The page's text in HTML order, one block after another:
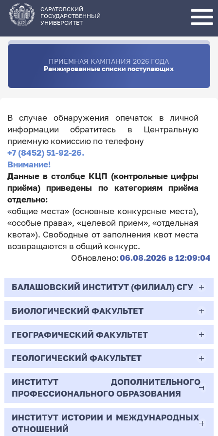
основному
содержанию
САРАТОВСКИЙ
ГОСУДАРСТВЕННЫЙ
УНИВЕРСИТЕТ
ПРИЕМНАЯ КАМПАНИЯ 2026 ГОДА
Ранжированные списки поступающих
В случае обнаружения опечаток в личной
информации обратитесь в Центральную
приемную комиссию по телефону
+7 (8452) 51-92-26.
Внимание!
Данные в столбце КЦП (контрольные цифры
приёма) приведены по категориям приёма
отдельно:
«общие места» (основные конкурсные места),
«особые права», «целевой прием», «отдельная
квота»). Свободные от заполнения квот места
возвращаются в общий конкурс.
Обновлено:06.08.2026 в 12:09:04
БАЛАШОВСКИЙ ИНСТИТУТ (ФИЛИАЛ) СГУ
44.03.02
Психолого-педагогическое образование
Очная | Бакалавр
Всего бюджетных мест - 10
Бюджет/
Общие места
Профиль: Практическая
психология образования
БИОЛОГИЧЕСКИЙ ФАКУЛЬТЕТ
06.03.01
Биология
Очная | Бакалавр
Всего бюджетных мест - 50
Бюджет/Общие места
ГЕОГРАФИЧЕСКИЙ ФАКУЛЬТЕТ
05.03.02
География
Очная | Бакалавр
Всего бюджетных мест - 15
ГЕОЛОГИЧЕСКИЙ ФАКУЛЬТЕТ
05.03.01
Геология
Очная | Бакалавр
ИНСТИТУТ ДОПОЛНИТЕЛЬНОГО
ПРОФЕССИОНАЛЬНОГО ОБРАЗОВАНИЯ
38.03.02
ИНСТИТУТ ИСТОРИИ И МЕЖДУНАРОДНЫХ
ОТНОШЕНИЙ